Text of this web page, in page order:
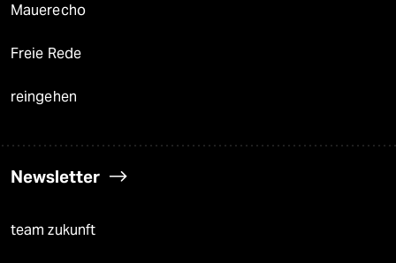
Mauerecho
Freie Rede
reingehen
Newsletter
team zukunft